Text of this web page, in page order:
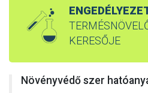
KERESŐJE
Növényvédő szer